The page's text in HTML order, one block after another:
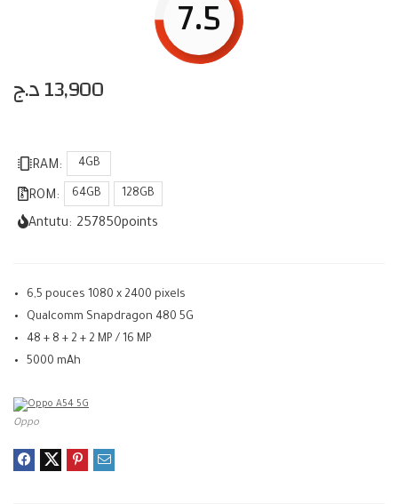
7.5
13,900د.ج
RAM: 4GB
ROM: 64GB 128GB
Antutu: 257850points
6,5 pouces 1080 x 2400 pixels
Qualcomm Snapdragon 480 5G
48 + 8 + 2 + 2 MP / 16 MP
5000 mAh
Oppo